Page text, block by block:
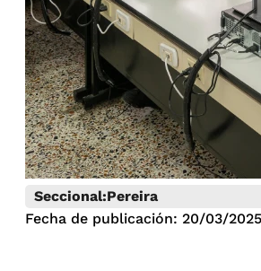
Seccional:Pereira
Fecha de publicación: 20/03/2025